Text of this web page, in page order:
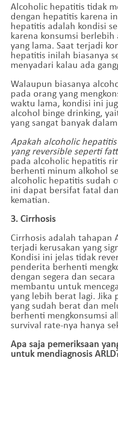
Alcoholic hepatitis tidak
dengan hepatitis karena
hepatitis adalah kondisi
karena konsumsi
yang lama. Saat terjadi
hepatitis inilah biasanya
menyadari kalau ada
Walaupun biasanya
pada orang yang
waktu lama, kondisi ini
alcohol binge drinking,
yang sangat banyak
Apakah alcoholic
yang reversible seperti
pada alcoholic hepatitis
berhenti minum alkohol
alcoholic hepatitis sudah
ini dapat bersifat fatal
kematian.
3. Cirrhosis
Cirrhosis adalah tahapan
terjadi kerusakan yang
Kondisi ini jelas tidak
penderita berhenti
dengan segera dan
membantu untuk
yang lebih berat lagi. Jika
yang sudah berat dan
berhenti mengkonsumsi
survival rate-nya hanya
Apa saja pemeriksaan
untuk mendiagnosis